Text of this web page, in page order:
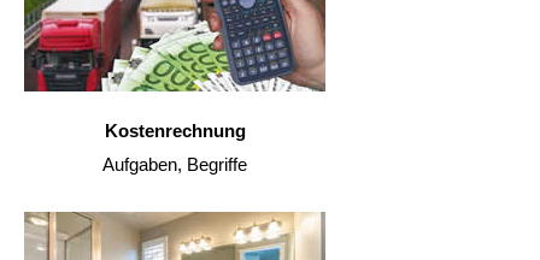
Kostenrechnung
Aufgaben, Begriffe